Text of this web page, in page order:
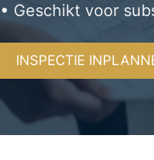
• Geschikt voor
INSPECTIE